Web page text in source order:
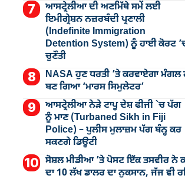
ਆਸਟ੍ਰੇਲੀਆ ਦੀ ਅਣਮਿੱਥੇ ਸਮੇਂ ਲਈ
ਇਮੀਗ੍ਰੇਸ਼ਨ ਨਜ਼ਰਬੰਦੀ ਪ੍ਰਣਾਲੀ
(Indefinite Immigration
Detention System) ਨੂੰ ਹਾਈ ਕੋਰਟ
ਚੁਣੌਤੀ
NASA ਹੁਣ ਧਰਤੀ ’ਤੇ ਕਰਵਾਏਗਾ ਮੰਗਲ
ਬਣ ਗਿਆ ‘ਮਾਰਸ ਸਿਮੁਲੇਟਰ’
ਆਸਟ੍ਰੇਲੀਆ ਨੇੜੇ ਟਾਪੂ ਦੇਸ਼ ਫੀਜੀ `ਚ ਪੱਗ
ਨੂੰ ਮਾਣ (Turbaned Sikh in Fiji
Police) – ਪੁਲੀਸ ਮੁਲਾਜ਼ਮ ਪੱਗ ਬੰਨ੍ਹ ਕਰ
ਸਕਣਗੇ ਡਿਊਟੀ
ਸੋਸ਼ਲ ਮੀਡੀਆ ’ਤੇ ਪੋਸਟ ਇੱਕ ਤਸਵੀਰ
ਦਾ 10 ਲੱਖ ਡਾਲਰ ਦਾ ਨੁਕਸਾਨ, ਜੱਜ ਵੀ